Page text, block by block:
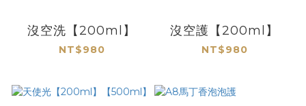
沒空洗【200ml】
NT$980
沒空護【200ml】
NT$980